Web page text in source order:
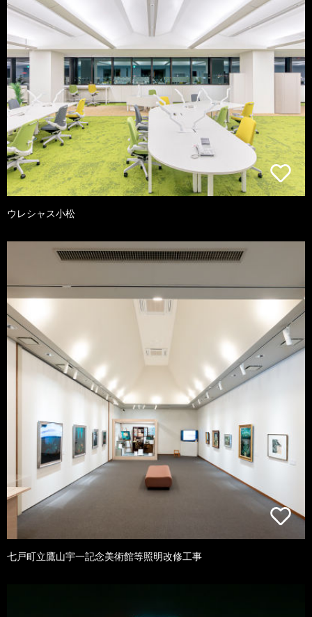
ウレシャス小松
七戸町立鷹山宇一記念美術館等照明改修工事